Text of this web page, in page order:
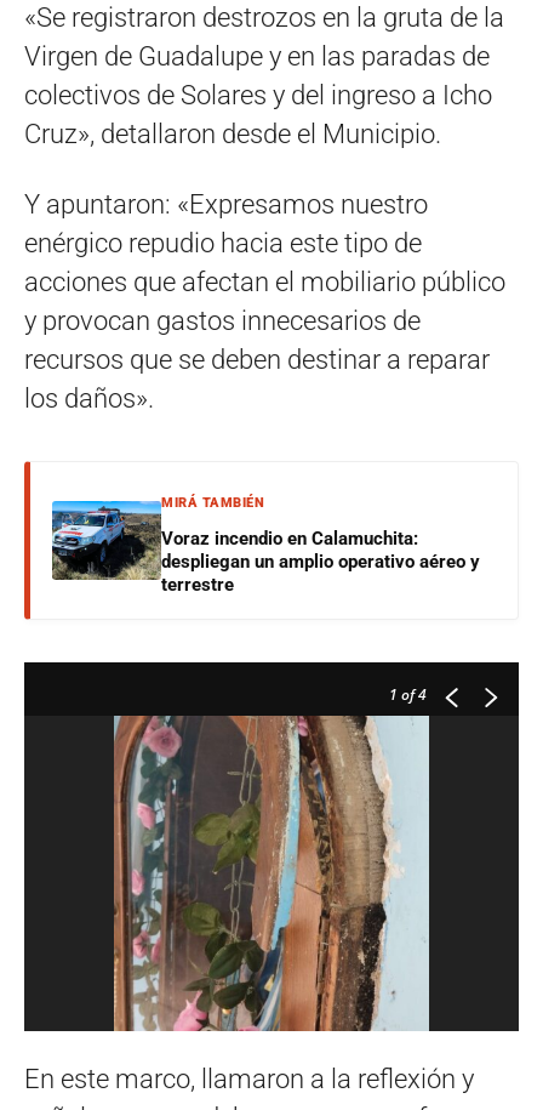
«Se registraron destrozos en la gruta de la
Virgen de Guadalupe y en las paradas de
colectivos de Solares y del ingreso a Icho
Cruz», detallaron desde el Municipio.
Y apuntaron: «Expresamos nuestro
enérgico repudio hacia este tipo de
acciones que afectan el mobiliario público
y provocan gastos innecesarios de
recursos que se deben destinar a reparar
los daños».
MIRÁ TAMBIÉN
Voraz incendio en Calamuchita:
despliegan un amplio operativo aéreo y
terrestre
1 of 4
En este marco, llamaron a la reflexión y